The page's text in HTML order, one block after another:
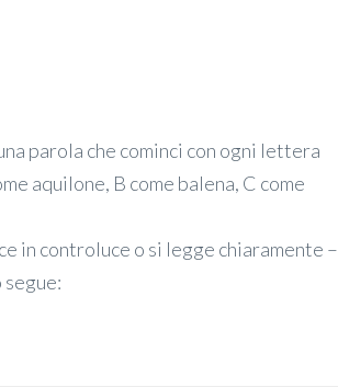
parola che cominci con ogni lettera
aquilone, B come balena, C come
in controluce o si legge chiaramente –